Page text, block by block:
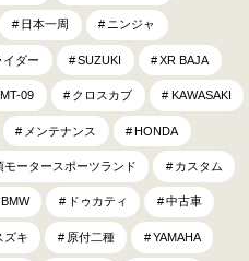
日本一周 ニンジャ
イダー SUZUKI XR BAJA
MT-09 クロスカブ KAWASAKI
メンテナンス HONDA
モータースポーツランド カスタム
BMW ドゥカティ 中古車
ズキ 原付二種 YAMAHA